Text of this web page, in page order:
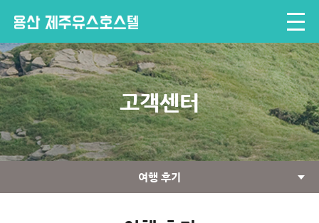
고객센터
여행 후기